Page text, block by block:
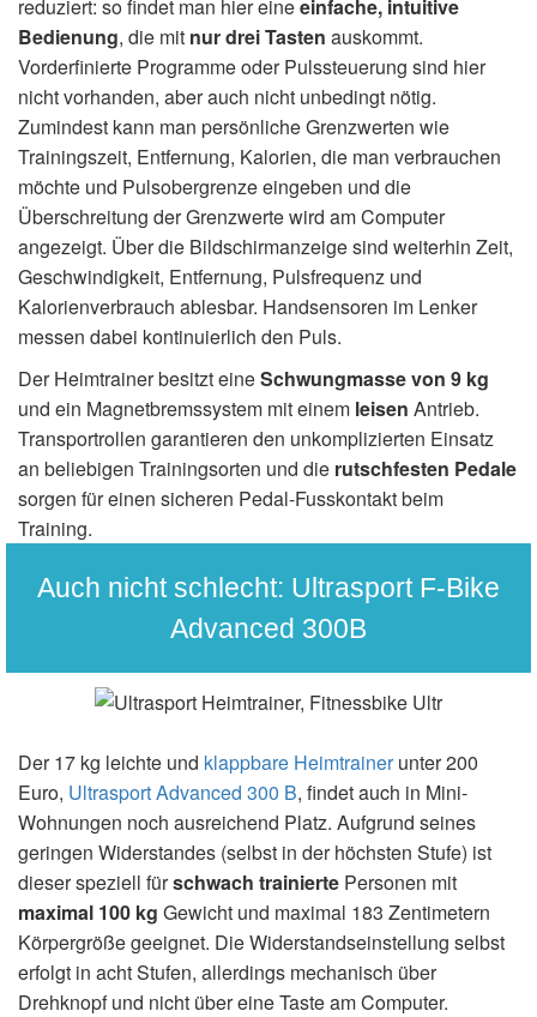
reduziert: so findet man hier eineeinfache, intuitive
Bedienung, die mit nur drei Tasten auskommt.
Vorderfinierte Programme oder Pulssteuerung sind hier
nicht vorhanden, aber auch nicht unbedingt nötig.
Zumindest kann man persönliche Grenzwerten wie
Trainingszeit, Entfernung, Kalorien, die man verbrauchen
möchte und Pulsobergrenze eingeben und die
Überschreitung der Grenzwerte wird am Computer
angezeigt. Über die Bildschirmanzeige sind weiterhin Zeit,
Geschwindigkeit, Entfernung, Pulsfrequenz und
Kalorienverbrauch ablesbar. Handsensoren im Lenker
messen dabei kontinuierlich den Puls.
Der Heimtrainer besitzt eineSchwungmasse von 9 kg
und ein Magnetbremssystem mit einem leisen Antrieb.
Transportrollen garantieren den unkomplizierten Einsatz
an beliebigen Trainingsorten und die rutschfesten Pedale
sorgen für einen sicheren Pedal-Fusskontakt beim
Training.
Auch nicht schlecht: Ultrasport F-Bike
Advanced 300B
Der 17 kg leichte und klappbare Heimtrainerunter 200
Euro, Ultrasport Advanced 300 B, findet auch in Mini-
Wohnungen noch ausreichend Platz. Aufgrund seines
geringen Widerstandes (selbst in der höchsten Stufe) ist
dieser speziell fürschwach trainierte Personen mit
maximal 100 kg Gewicht und maximal 183 Zentimetern
Körpergröße geeignet. Die Widerstandseinstellung selbst
erfolgt in acht Stufen, allerdings mechanisch über
Drehknopf und nicht über eine Taste am Computer.